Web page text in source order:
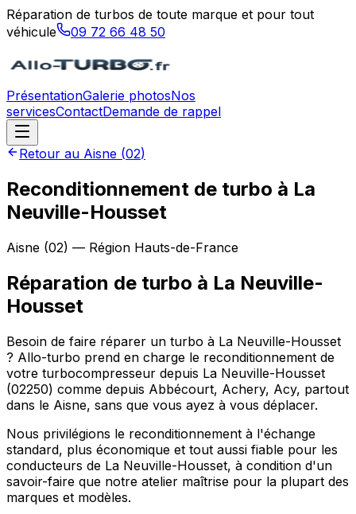
Réparation de turbos de toute marque et pour tout
véhicule
09 72 66 48 50
PrésentationGalerie photosNos
servicesContactDemande de rappel
Retour au Aisne (02)
Reconditionnement de turbo à La
Neuville-Housset
Aisne (02) — Région Hauts-de-France
Réparation de turbo à La Neuville-
Housset
Besoin de faire réparer un turbo à La Neuville-Housset
? Allo-turbo prend en charge le reconditionnement de
votre turbocompresseur depuis La Neuville-Housset
(02250) comme depuis Abbécourt, Achery, Acy, partout
dans le Aisne, sans que vous ayez à vous déplacer.
Nous privilégions le reconditionnement à l'échange
standard, plus économique et tout aussi fiable pour les
conducteurs de La Neuville-Housset, à condition d'un
savoir-faire que notre atelier maîtrise pour la plupart des
marques et modèles.